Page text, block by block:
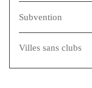
Subvention
Villes sans clubs